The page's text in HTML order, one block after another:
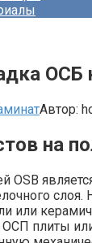
ОСБ
Автор:
на
OSB
слоя.
или
плиты